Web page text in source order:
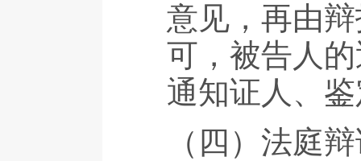
意见，再由
可，被告人
通知证人、
（四）法庭